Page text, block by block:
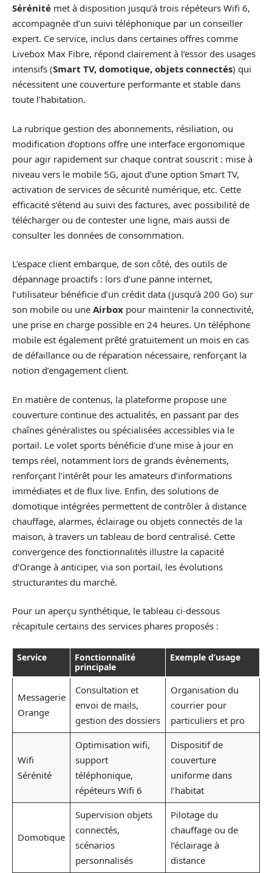
Sérénité met à disposition jusqu’à trois répéteurs Wifi 6,
accompagnée d’un suivi téléphonique par un conseiller
expert. Ce service, inclus dans certaines offres comme
Livebox Max Fibre, répond clairement à l’essor des usages
intensifs (Smart TV, domotique, objets connectés) qui
nécessitent une couverture performante et stable dans
toute l’habitation.
La rubrique gestion des abonnements, résiliation, ou
modification d’options offre une interface ergonomique
pour agir rapidement sur chaque contrat souscrit : mise à
niveau vers le mobile 5G, ajout d’une option Smart TV,
activation de services de sécurité numérique, etc. Cette
efficacité s’étend au suivi des factures, avec possibilité de
télécharger ou de contester une ligne, mais aussi de
consulter les données de consommation.
L’espace client embarque, de son côté, des outils de
dépannage proactifs : lors d’une panne internet,
l’utilisateur bénéficie d’un crédit data (jusqu’à 200 Go) sur
son mobile ou une Airbox pour maintenir la connectivité,
une prise en charge possible en 24 heures. Un téléphone
mobile est également prêté gratuitement un mois en cas
de défaillance ou de réparation nécessaire, renforçant la
notion d’engagement client.
En matière de contenus, la plateforme propose une
couverture continue des actualités, en passant par des
chaînes généralistes ou spécialisées accessibles via le
portail. Le volet sports bénéficie d’une mise à jour en
temps réel, notamment lors de grands évènements,
renforçant l’intérêt pour les amateurs d’informations
immédiates et de flux live. Enfin, des solutions de
domotique intégrées permettent de contrôler à distance
chauffage, alarmes, éclairage ou objets connectés de la
maison, à travers un tableau de bord centralisé. Cette
convergence des fonctionnalités illustre la capacité
d’Orange à anticiper, via son portail, les évolutions
structurantes du marché.
Pour un aperçu synthétique, le tableau ci-dessous
récapitule certains des services phares proposés :
Service
Fonctionnalité
principale
Exemple d’usage
Messagerie
Orange
Consultation et
envoi de mails,
gestion des dossiers
Organisation du
courrier pour
particuliers et pro
Wifi
Sérénité
Optimisation wifi,
support
téléphonique,
répéteurs Wifi 6
Dispositif de
couverture
uniforme dans
l’habitat
Domotique
Supervision objets
connectés,
scénarios
personnalisés
Pilotage du
chauffage ou de
l’éclairage à
distance